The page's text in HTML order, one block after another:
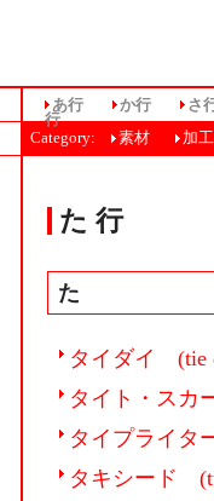
あ行 か行
さ
行
Category:
素材 加工
た 行
た
タイダイ (tie
タイト・スカ
タイプライタ
タキシード